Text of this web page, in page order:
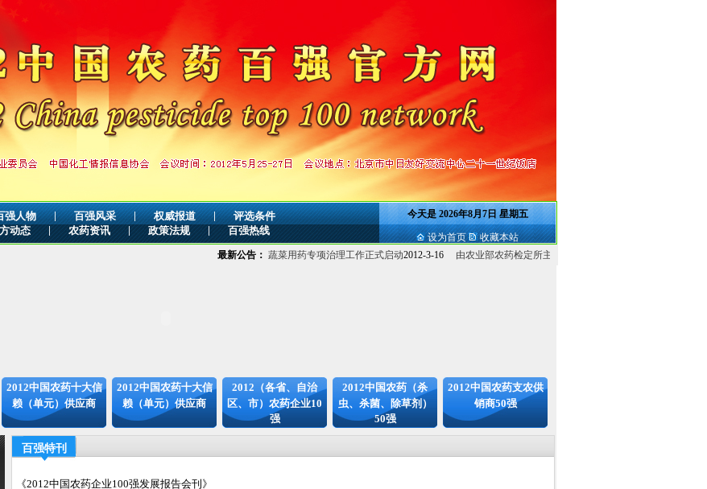
强人物 | 百强风采 | 权威报道 |
评选条件
动态 | 农药资讯 | 政策法规 | 百强热线
今天是2026年8月7日 星期五
设为首页
收藏本站
最新公告： 蔬菜用药专项治理工作正式启动2012-3-16 由农业部农药检定所主持的除草剂减...
2012中国农药十大信
赖（单元）供应商
2012中国农药十大信
赖（单元）供应商
2012（各省、自治
区、市）农药企业10
强
2012中国农药（杀
虫、杀菌、除草剂）
50强
2012中国农药支农供
销商50强
百强特刊
《2012中国农药企业100强发展报告会刊》